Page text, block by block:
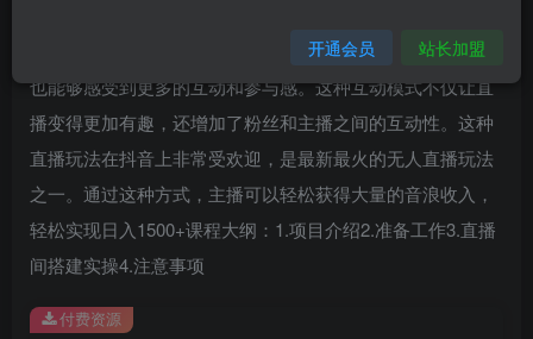
播间跳舞的自动效果，送上舞蹈对应礼物来触发特效，同时
也能够感受到更多的互动和参与感。这种互动模式不仅让直
播变得更加有趣，还增加了粉丝和主播之间的互动性。这种
直播玩法在抖音上非常受欢迎，是最新最火的无人直播玩法
之一。通过这种方式，主播可以轻松获得大量的音浪收入，
轻松实现日入1500+课程大纲：1.项目介绍2.准备工作3.直播
间搭建实操4.注意事项
付费资源
开通会员 站长加盟